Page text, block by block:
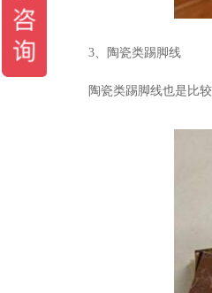
3、陶瓷类踢脚线
陶瓷类踢脚线也是比